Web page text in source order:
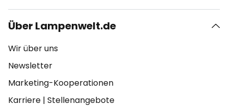
Über Lampenwelt.de
Wir über uns
Newsletter
Marketing-Kooperationen
Karriere | Stellenangebote